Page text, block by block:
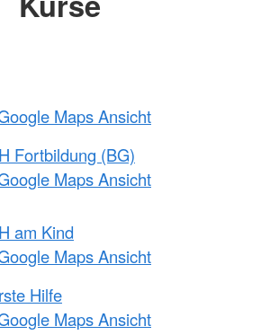
Maps Ansicht
Fortbildung (BG)
Maps Ansicht
am Kind
Maps Ansicht
Hilfe
Maps Ansicht